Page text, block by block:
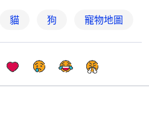
貓 狗 寵物地圖